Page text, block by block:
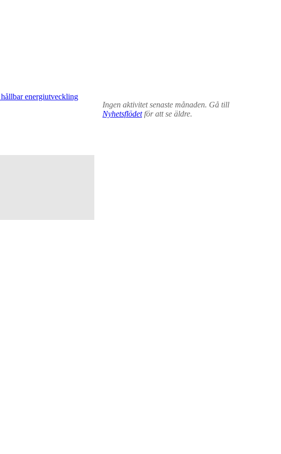
energiutveckling
Ingen aktivitet senaste månaden. Gå till
Nyhetsflödetför att se äldre.